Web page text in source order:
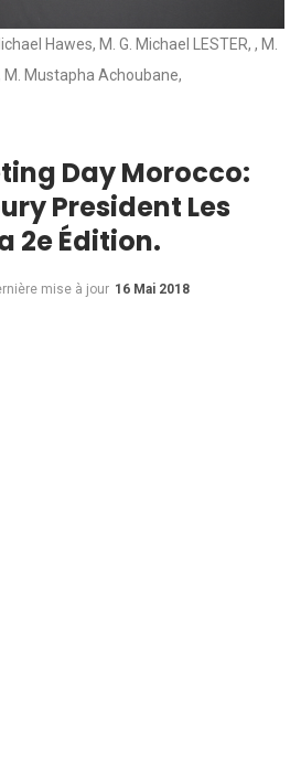
Hawes, M. G. Michael LESTER, , M.
M. Mustapha Achoubane,
Day Morocco:
President Les
2e Édition.
mise à jour 16 Mai 2018